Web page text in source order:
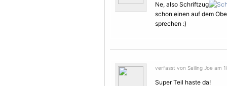
Ne, also Schriftzug
schon einen auf dem
sprechen :)
verfasst von Sailing Joe am
Super Teil haste da!